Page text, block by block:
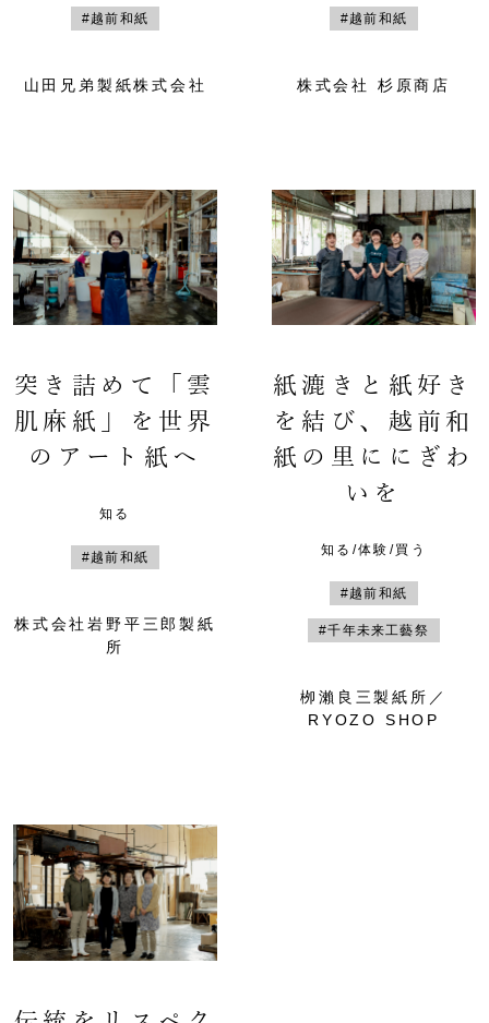
#越前和紙
山田兄弟製紙株式会社
#越前和紙
株式会社 杉原商店
突き詰めて「雲
肌麻紙」を世界
のアート紙へ
知る
#越前和紙
株式会社岩野平三郎製紙
所
紙漉きと紙好き
を結び、越前和
紙の里ににぎわ
いを
知る/体験/買う
#越前和紙
#千年未来工藝祭
栁瀨良三製紙所／
RYOZO SHOP